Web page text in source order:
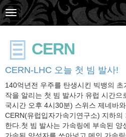
CERN
CERN-LHC 오늘 첫 빔 발사!
140억년전 우주를 탄생시킨 빅뱅의
작을 알리는 첫 빔 발사가 유럽 시간
국시간 오후 4시30분) 스위스 제네바
CERN(유럽입자가속기연구소) 지하
한다.첫 빔 발사는 가속링에 부속된 양
가속된 양성자를 쏘아넣고 메인 가속